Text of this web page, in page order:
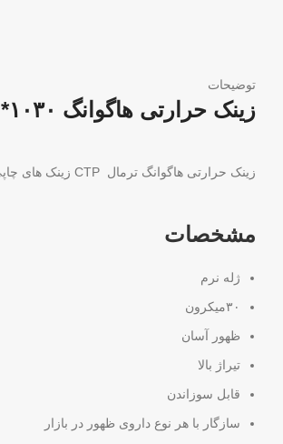
توضیحات
زینک حرارتی هاگوانگ ۱۰۳۰*۷۷۰ (HUAGUANG)
زینک حرارتی هاگوانگ ترمال CTP زینک های چاپی با کیفیت بالا که توسط Lucky Huaguang Graphics Co فرمول طراحی شده و روند تولید منحصر به فرد باعث می شود Huaguang Thermal زینک CTP به شرح زیر باشد.
مشخصات
ژله نرم
۳۰میکرون
ظهور آسان
تیراژ بالا
قابل سوزاندن
سازگار با هر نوع داروی ظهور در بازار